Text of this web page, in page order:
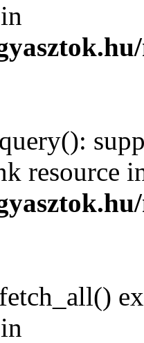
resource